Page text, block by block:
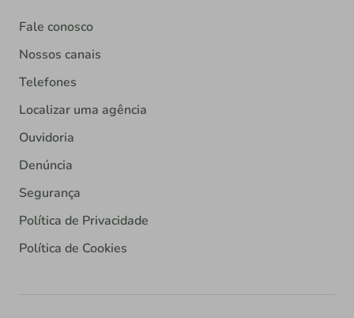
Fale conosco
Nossos canais
Telefones
Localizar uma agência
Ouvidoria
Denúncia
Segurança
Política de Privacidade
Política de Cookies